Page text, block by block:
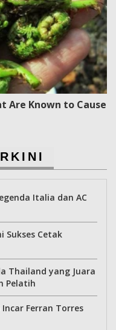
Are Known to Cause
Italia dan AC
Sukses Cetak
Thailand yang Juara
Pelatih
Incar Ferran Torres